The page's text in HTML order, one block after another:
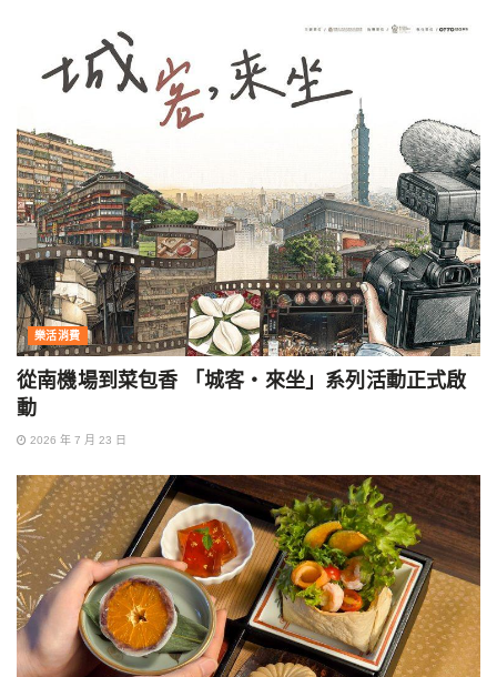
樂活消費
從南機場到菜包香 「城客・來坐」系列活動正式啟
動
2026 年 7 月 23 日